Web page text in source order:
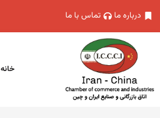
درباره ما تماس با ما
خانه